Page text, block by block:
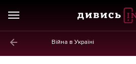
Війна в Україні